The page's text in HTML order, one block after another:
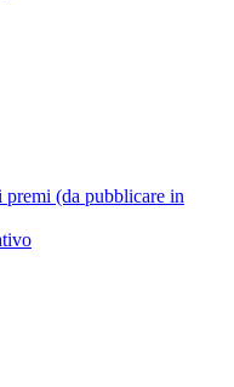
(da pubblicare in